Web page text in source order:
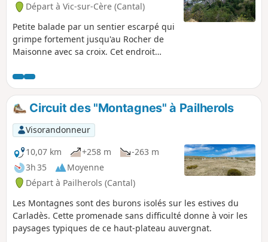
Départ à Vic-sur-Cère (Cantal)
Petite balade par un sentier escarpé qui
grimpe fortement jusqu'au Rocher de
Maisonne avec sa croix. Cet endroit
ville de Vic-sur-Cère et la vallée de la
Cère, puis le détour par la Cascade du
Trou de la Conche procure un havre de
fraîcheur.
Circuit des "Montagnes" à Pailherols
Visorandonneur
10,07 km
+258 m
-263 m
3h 35
Moyenne
Départ à Pailherols (Cantal)
Les Montagnes sont des burons isolés sur les estives du
Carladès. Cette promenade sans difficulté donne à voir les
paysages typiques de ce haut-plateau auvergnat.